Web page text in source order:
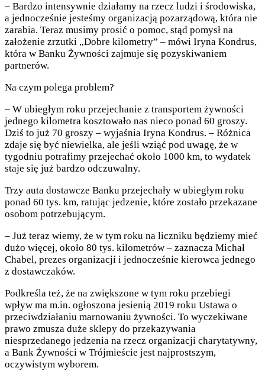
– Bardzo intensywnie działamy na rzecz ludzi i środowiska,
a jednocześnie jesteśmy organizacją pozarządową, która nie
zarabia. Teraz musimy prosić o pomoc, stąd pomysł na
założenie zrzutki „Dobre kilometry” – mówi Iryna Kondrus,
która w Banku Żywności zajmuje się pozyskiwaniem
partnerów.
Na czym polega problem?
– W ubiegłym roku przejechanie z transportem żywności
jednego kilometra kosztowało nas nieco ponad 60 groszy.
Dziś to już 70 groszy – wyjaśnia Iryna Kondrus. – Różnica
zdaje się być niewielka, ale jeśli wziąć pod uwagę, że w
tygodniu potrafimy przejechać około 1000 km, to wydatek
staje się już bardzo odczuwalny.
Trzy auta dostawcze Banku przejechały w ubiegłym roku
ponad 60 tys. km, ratując jedzenie, które zostało przekazane
osobom potrzebującym.
– Już teraz wiemy, że w tym roku na liczniku będziemy mieć
dużo więcej, około 80 tys. kilometrów – zaznacza Michał
Chabel, prezes organizacji i jednocześnie kierowca jednego
z dostawczaków.
Podkreśla też, że na zwiększone w tym roku przebiegi
wpływ ma m.in. ogłoszona jesienią 2019 roku Ustawa o
przeciwdziałaniu marnowaniu żywności. To wyczekiwane
prawo zmusza duże sklepy do przekazywania
niesprzedanego jedzenia na rzecz organizacji charytatywny,
a Bank Żywności w Trójmieście jest najprostszym,
oczywistym wyborem.